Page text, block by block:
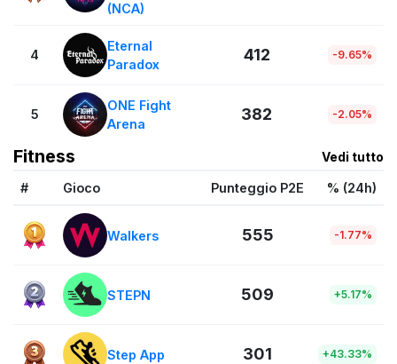
(NCA)
4
Eternal
Paradox
412 -9.65%
5
ONE Fight
Arena
382 -2.05%
Fitness Vedi tutto
# Gioco Punteggio P2E % (24h)
Walkers 555 -1.77%
STEPN 509 +5.17%
Step App 301 +43.33%